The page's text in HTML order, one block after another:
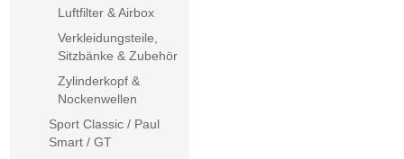
Luftfilter & Airbox
Verkleidungsteile,
Sitzbänke & Zubehör
Zylinderkopf &
Nockenwellen
Sport Classic / Paul
Smart / GT